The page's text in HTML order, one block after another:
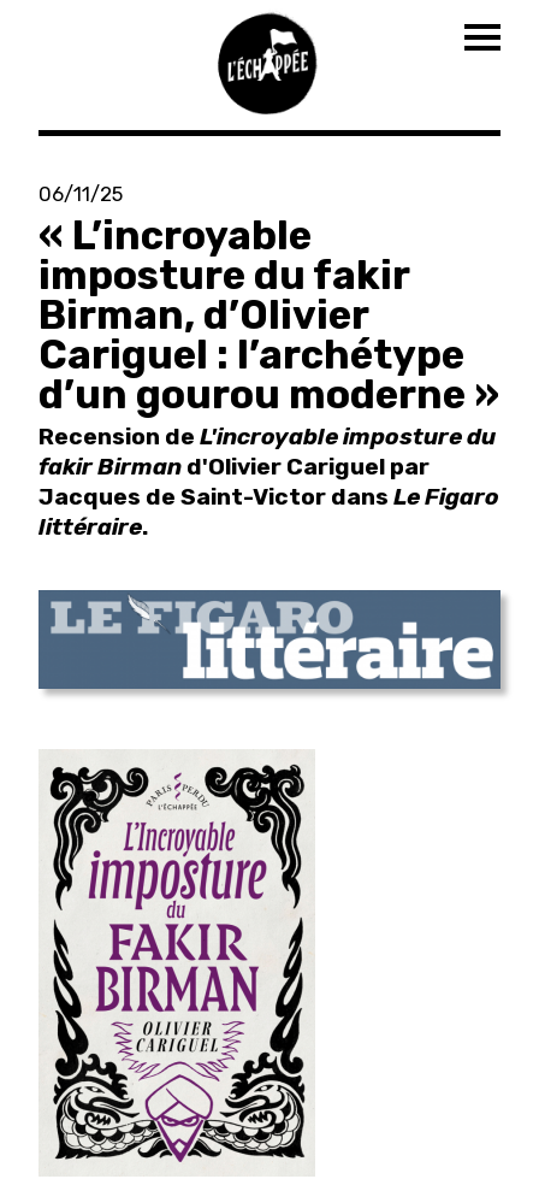
Aller
contenu
principal
06/11/25
« L’incroyable
imposture du fakir
Birman, d’Olivier
Cariguel : l’archétype
d’un gourou moderne »
Recension de L'incroyable imposture du
fakir Birman d'Olivier Cariguel par
Jacques de Saint-Victor dans Le Figaro
littéraire.